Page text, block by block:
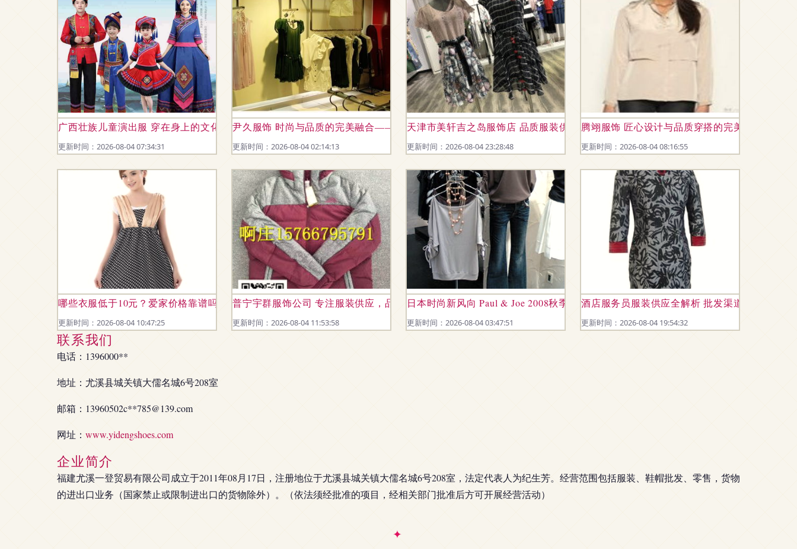
广西壮族儿童演出服 穿在身上的文化传承之美
更新时间：2026-08-04 07:34:31
尹久服饰 时尚与品质的完美融合——最新产品发布
更新时间：2026-08-04 02:14:13
天津市美轩吉之岛服饰店 品质服装供应的信誉之选
更新时间：2026-08-04 23:28:48
腾翊服饰 匠心设计与品质穿搭的完美融合
更新时间：2026-08-04 08:16:55
哪些衣服低于10元？爱家价格靠谱吗？—从比价返利揭秘消费者疑问
更新时间：2026-08-04 10:47:25
普宁宇群服饰公司 专注服装供应，品质铸就信赖
更新时间：2026-08-04 11:53:58
日本时尚新风向 Paul & Joe 2008秋季系列详解
更新时间：2026-08-04 03:47:51
酒店服务员服装供应全解析 批发渠道、价格趋势
更新时间：2026-08-04 19:54:32
联系我们
电话：1396000**
地址：尤溪县城关镇大儒名城6号208室
邮箱：13960502c**785@139.com
网址： www.yidengshoes.com
企业简介
福建尤溪一登贸易有限公司成立于2011年08月17日，注册地位于尤溪县城关镇大儒名城6号208室，法定代表人为纪生芳。经营范围包括服装、鞋帽批发、零售，货物
的进出口业务（国家禁止或限制进出口的货物除外）。（依法须经批准的项目，经相关部门批准后方可开展经营活动）